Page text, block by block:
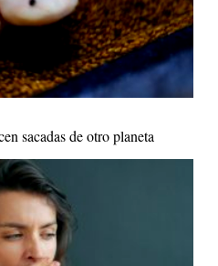
sacadas de otro planeta